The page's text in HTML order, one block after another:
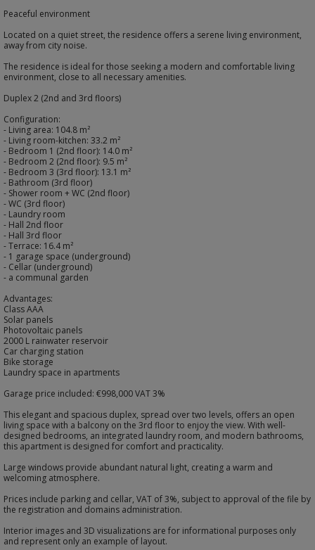
Peaceful environment
Located on a quiet street, the residence offers a serene living environment,
away from city noise.
The residence is ideal for those seeking a modern and comfortable living
environment, close to all necessary amenities.
Duplex 2 (2nd and 3rd floors)
Configuration:
- Living area: 104.8 m²
- Living room-kitchen: 33.2 m²
- Bedroom 1 (2nd floor): 14.0 m²
- Bedroom 2 (2nd floor): 9.5 m²
- Bedroom 3 (3rd floor): 13.1 m²
- Bathroom (3rd floor)
- Shower room + WC (2nd floor)
- WC (3rd floor)
- Laundry room
- Hall 2nd floor
- Hall 3rd floor
- Terrace: 16.4 m²
- 1 garage space (underground)
- Cellar (underground)
- a communal garden
Advantages:
Class AAA
Solar panels
Photovoltaic panels
2000 L rainwater reservoir
Car charging station
Bike storage
Laundry space in apartments
Garage price included: €998,000 VAT 3%
This elegant and spacious duplex, spread over two levels, offers an open
living space with a balcony on the 3rd floor to enjoy the view. With well-
designed bedrooms, an integrated laundry room, and modern bathrooms,
this apartment is designed for comfort and practicality.
Large windows provide abundant natural light, creating a warm and
welcoming atmosphere.
Prices include parking and cellar, VAT of 3%, subject to approval of the file by
the registration and domains administration.
Interior images and 3D visualizations are for informational purposes only
and represent only an example of layout.